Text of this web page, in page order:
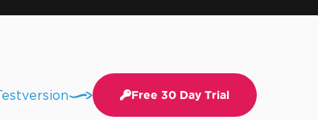
Free 30 Day Trial